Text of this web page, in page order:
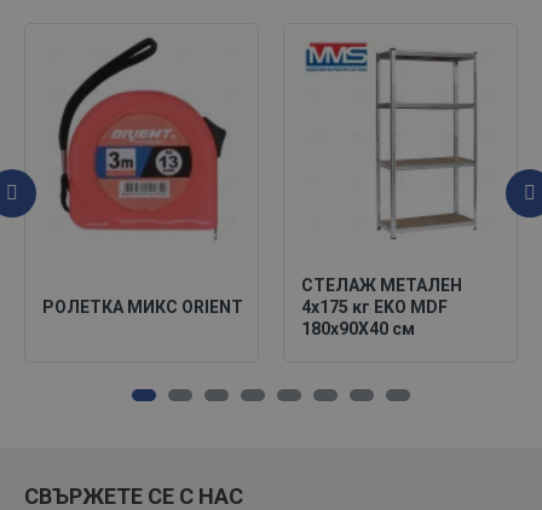
РОЛЕТКА МИКС ORIENT
СТЕЛАЖ МЕТАЛЕН
4х175 кг EKO MDF
180х90X40 см
СВЪРЖЕТЕ СЕ С НАС